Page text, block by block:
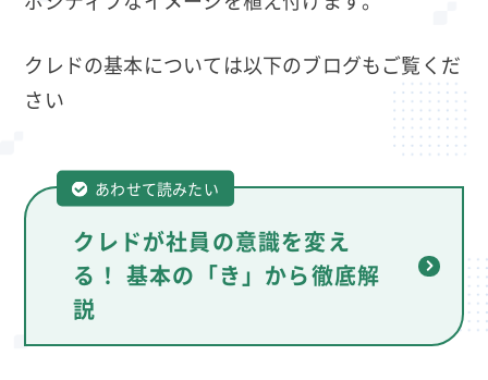
クレドの基本については以下のブログもご覧くだ
さい
あわせて読みたい
クレドが社員の意識を変え
る！ 基本の「き」から徹底解
説